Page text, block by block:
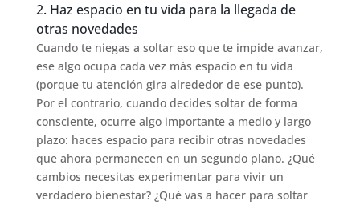
2. Haz espacio en tu vida para la llegada de
otras novedades
Cuando te niegas a soltar eso que te impide avanzar,
ese algo ocupa cada vez más espacio en tu vida
(porque tu atención gira alrededor de ese punto).
Por el contrario, cuando decides soltar de forma
consciente, ocurre algo importante a medio y largo
plazo: haces espacio para recibir otras novedades
que ahora permanecen en un segundo plano. ¿Qué
cambios necesitas experimentar para vivir un
verdadero bienestar? ¿Qué vas a hacer para soltar